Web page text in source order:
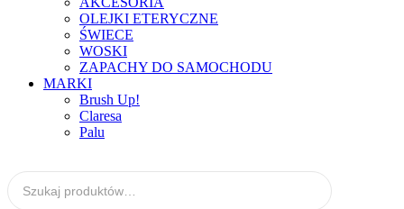
OLEJKI ETERYCZNE
ŚWIECE
WOSKI
ZAPACHY DO SAMOCHODU
MARKI
Brush Up!
Claresa
Palu